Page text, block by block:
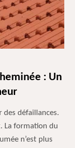
: Un
des défaillances.
La formation du
n’est plus